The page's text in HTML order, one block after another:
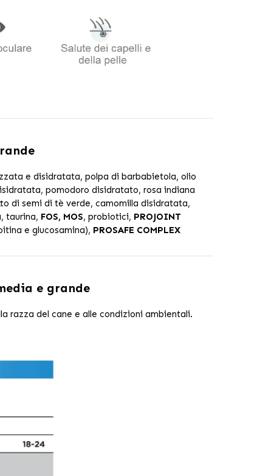
e disidratata, polpa di barbabietola, olio
pomodoro disidratato, rosa indiana
di semi di tè verde, camomilla disidratata,
taurina, FOS, MOS, probiotici, PROJOINT
e glucosamina), PROSAFE COMPLEX
e grande
razza del cane e alle condizioni ambientali.